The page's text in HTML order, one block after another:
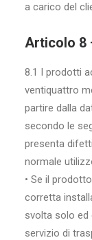
a carico del
Articolo 8
8.1 I prodotti
ventiquattro
partire dalla
secondo le
presenta
normale
• Se il
corretta
svolta solo ed
servizio di